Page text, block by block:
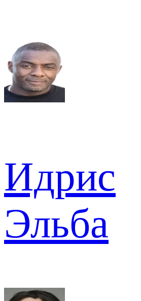
Идрис
Эльба